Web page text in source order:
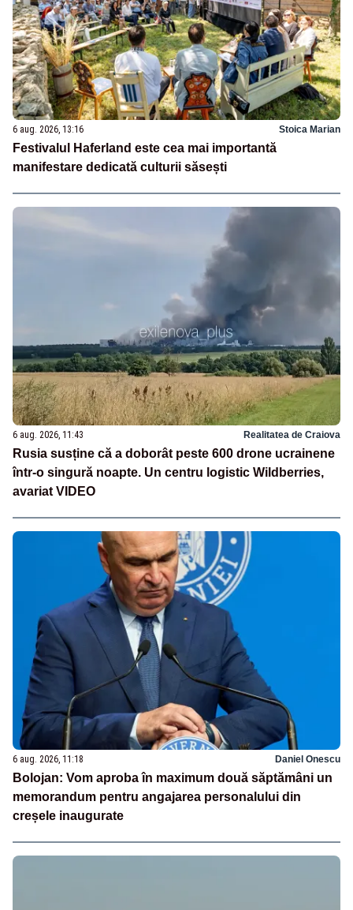
6 aug. 2026, 13:16 Stoica Marian
Festivalul Haferland este cea mai importantă
manifestare dedicată culturii săsești
6 aug. 2026, 11:43 Realitatea de Craiova
Rusia susține că a doborât peste 600 drone ucrainene
într-o singură noapte. Un centru logistic Wildberries,
avariat VIDEO
6 aug. 2026, 11:18 Daniel Onescu
Bolojan: Vom aproba în maximum două săptămâni un
memorandum pentru angajarea personalului din
creșele inaugurate